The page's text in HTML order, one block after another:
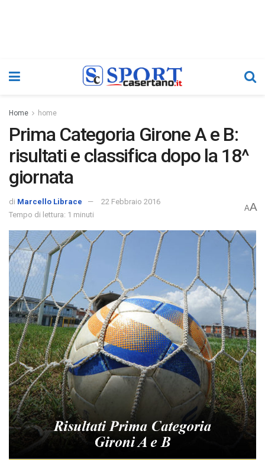
Home home
Prima Categoria Girone A e B:
risultati e classifica dopo la 18^
giornata
di Marcello Librace
22 Febbraio 2016
Tempo di lettura: 1 minuti
AA